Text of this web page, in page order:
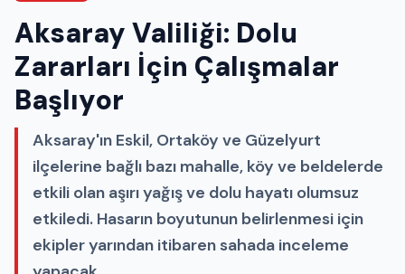
Aksaray Valiliği: Dolu
Zararları İçin Çalışmalar
Başlıyor
Aksaray'ın Eskil, Ortaköy ve Güzelyurt
ilçelerine bağlı bazı mahalle, köy ve beldelerde
etkili olan aşırı yağış ve dolu hayatı olumsuz
etkiledi. Hasarın boyutunun belirlenmesi için
ekipler yarından itibaren sahada inceleme